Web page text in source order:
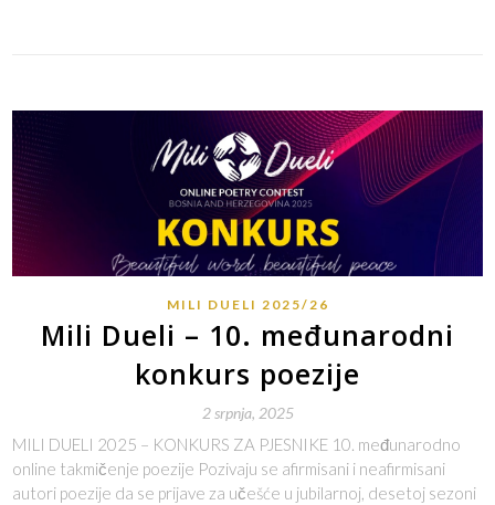
MILI DUELI 2025/26
Mili Dueli – 10. međunarodni
konkurs poezije
2 srpnja, 2025
MILI DUELI 2025 – KONKURS ZA PJESNIKE 10. međunarodno
online takmičenje poezije Pozivaju se afirmisani i neafirmisani
autori poezije da se prijave za učešće u jubilarnoj, desetoj sezoni